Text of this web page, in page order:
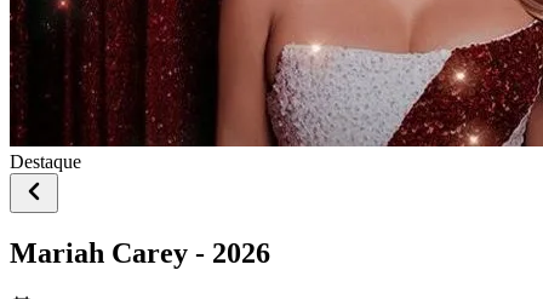
Destaque
Mariah Carey - 2026